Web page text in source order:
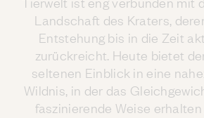
Landschaft des Kraters,
Entstehung bis in die Zeit
zurückreicht. Heute bietet
seltenen Einblick in eine
Wildnis, in der das
faszinierende Weise